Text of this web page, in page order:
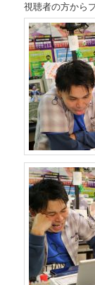
視聴者の方から